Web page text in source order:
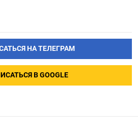
НА ТЕЛЕГРАМ
В GOOGLE